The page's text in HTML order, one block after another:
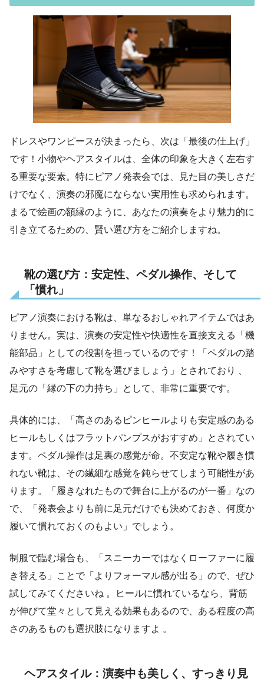
ドレスやワンピースが決まったら、次は「最後の仕上げ」
です！小物やヘアスタイルは、全体の印象を大きく左右す
る重要な要素。特にピアノ発表会では、見た目の美しさだ
けでなく、演奏の邪魔にならない実用性も求められます。
まるで絵画の額縁のように、あなたの演奏をより魅力的に
引き立てるための、賢い選び方をご紹介しますね。
靴の選び方：安定性、ペダル操作、そして
「慣れ」
ピアノ演奏における靴は、単なるおしゃれアイテムではあ
りません。実は、演奏の安定性や快適性を直接支える「機
能部品」としての役割を担っているのです！「ペダルの踏
みやすさを考慮して靴を選びましょう」とされており 、
足元の「縁の下の力持ち」として、非常に重要です。
具体的には、「高さのあるピンヒールよりも安定感のある
ヒールもしくはフラットパンプスがおすすめ」とされてい
ます。ペダル操作は足裏の感覚が命。不安定な靴や履き慣
れない靴は、その繊細な感覚を鈍らせてしまう可能性があ
ります。「履きなれたもので舞台に上がるのが一番」なの
で、「発表会よりも前に足元だけでも決めておき、何度か
履いて慣れておくのもよい」でしょう。
制服で臨む場合も、「スニーカーではなくローファーに履
き替える」ことで「よりフォーマル感が出る」ので、ぜひ
試してみてくださいね 。ヒールに慣れているなら、背筋
が伸びて堂々として見える効果もあるので、ある程度の高
さのあるものも選択肢になりますよ 。
ヘアスタイル：演奏中も美しく、すっきり見